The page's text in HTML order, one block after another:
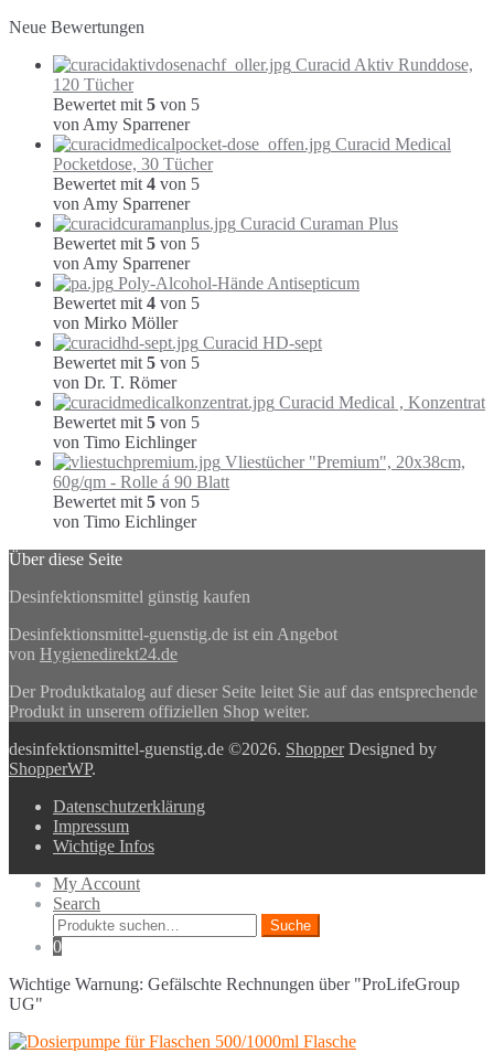
Neue Bewertungen
Curacid Aktiv Runddose,
120 Tücher
Bewertet mit 5 von 5
von Amy Sparrener
Curacid Medical
Pocketdose, 30 Tücher
Bewertet mit 4 von 5
von Amy Sparrener
Curacid Curaman Plus
Bewertet mit 5 von 5
von Amy Sparrener
Poly-Alcohol-Hände Antisepticum
Bewertet mit 4 von 5
von Mirko Möller
Curacid HD-sept
Bewertet mit 5 von 5
von Dr. T. Römer
Curacid Medical , Konzentrat
Bewertet mit 5 von 5
von Timo Eichlinger
Vliestücher "Premium", 20x38cm,
60g/qm - Rolle á 90 Blatt
Bewertet mit 5 von 5
von Timo Eichlinger
Über diese Seite
Desinfektionsmittel günstig kaufen
Desinfektionsmittel-guenstig.de ist ein Angebot
von Hygienedirekt24.de
Der Produktkatalog auf dieser Seite leitet Sie auf das entsprechende
Produkt in unserem offiziellen Shop weiter.
desinfektionsmittel-guenstig.de ©2026. ShopperDesigned by
ShopperWP.
Datenschutzerklärung
Impressum
Wichtige Infos
My Account
Search
Suche
nach:
Suche
0
Wichtige Warnung: Gefälschte Rechnungen über "ProLifeGroup
UG"